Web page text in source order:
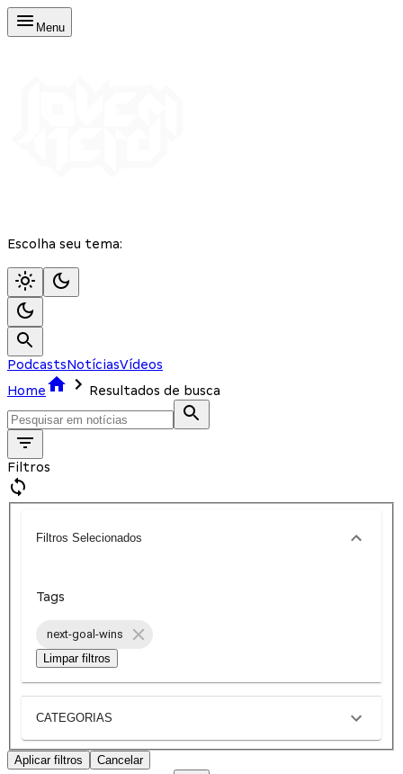
Menu
Escolha seu tema:
PodcastsNotíciasVídeos
Home
Resultados de busca
Filtros
Filtros Selecionados
Tags
next-goal-wins
Limpar filtros
CATEGORIAS
Aplicar filtros Cancelar